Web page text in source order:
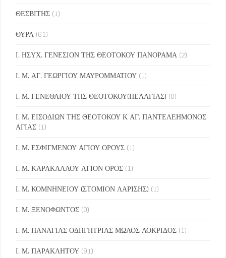
ΘΕΣΒΙΤΗΣ (1)
ΘΥΡΑ (61)
Ι. ΗΣΥΧ. ΓΕΝΕΣΙΟΝ ΤΗΣ ΘΕΟΤΟΚΟΥ ΠΑΝΟΡΑΜΑ (2)
Ι. Μ. ΑΓ. ΓΕΩΡΓΙΟΥ ΜΑΥΡΟΜΜΑΤΙΟΥ (1)
Ι. Μ. ΓΕΝΕΘΛΙΟΥ ΤΗΣ ΘΕΟΤΟΚΟΥ(ΠΕΛΑΓΙΑΣ) (0)
Ι. Μ. ΕΙΣΟΔΙΩΝ ΤΗΣ ΘΕΟΤΟΚΟΥ Κ ΑΓ. ΠΑΝΤΕΛΕΗΜΟΝΟΣ
ΑΓΙΑΣ (1)
Ι. Μ. ΕΣΦΙΓΜΕΝΟΥ ΑΓΙΟΥ ΟΡΟΥΣ (1)
Ι. Μ. ΚΑΡΑΚΑΛΛΟΥ ΑΓΙΟΝ ΟΡΟΣ (1)
Ι. Μ. ΚΟΜΝΗΝΕΙΟΥ (ΣΤΟΜΙΟΝ ΛΑΡΙΣΗΣ) (1)
Ι. Μ. ΞΕΝΟΦΩΝΤΟΣ (0)
Ι. Μ. ΠΑΝΑΓΙΑΣ ΟΔΗΓΗΤΡΙΑΣ ΜΩΛΟΣ ΛΟΚΡΙΔΟΣ (1)
Ι. Μ. ΠΑΡΑΚΛΗΤΟΥ (91)